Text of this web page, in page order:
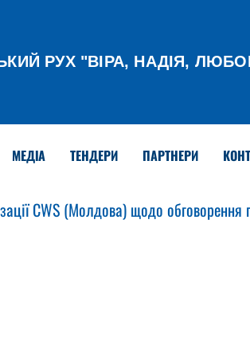
РУХ "ВІРА, НАДІЯ,
МЕДІА ТЕНДЕРИ ПАРТНЕРИ
CWS (Молдова) щодо обговорення